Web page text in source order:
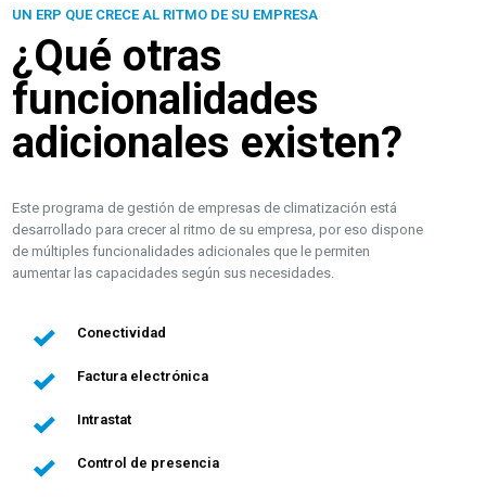
UN ERP QUE CRECE AL RITMO DE SU EMPRESA
¿Qué otras
funcionalidades
adicionales existen?
Este programa de gestión de empresas de climatización está
desarrollado para crecer al ritmo de su empresa, por eso dispone
de múltiples funcionalidades adicionales que le permiten
aumentar las capacidades según sus necesidades.
Conectividad
Factura electrónica
Intrastat
Control de presencia